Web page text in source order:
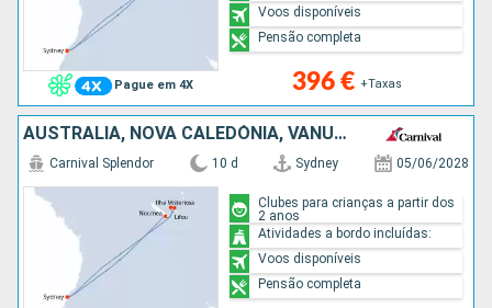
Pague em 4X 396 € +Taxas
Voos disponíveis
Pensão completa
AUSTRALIA, NOVA CALEDÓNIA, VANUATU
Carnival Splendor 10 d Sydney 05/06/2028
Clubes para crianças a partir dos
2 anos
Atividades a bordo incluídas:
Voos disponíveis
Pensão completa